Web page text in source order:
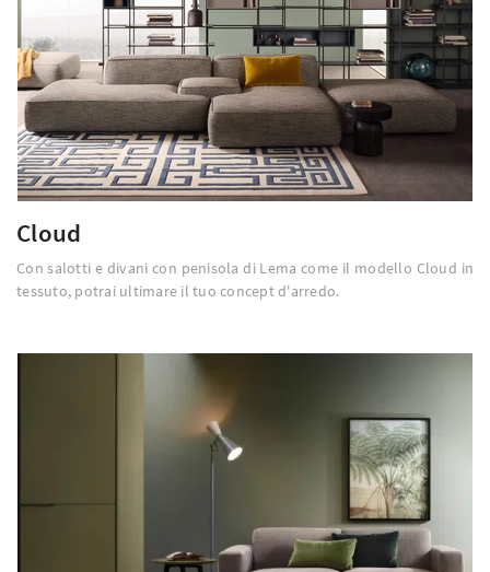
Cloud
Con salotti e divani con penisola di Lema come il modello Cloud in
tessuto, potrai ultimare il tuo concept d'arredo.